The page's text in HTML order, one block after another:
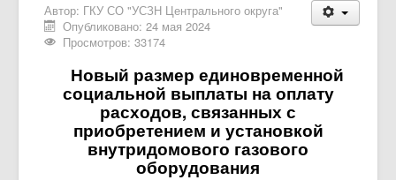
Автор: ГКУ СО "УСЗН Центрального округа"
Опубликовано: 24 мая 2024
Просмотров: 33174
Новый размер единовременной
социальной выплаты на оплату
расходов, связанных с
приобретением и установкой
внутридомового газового
оборудования